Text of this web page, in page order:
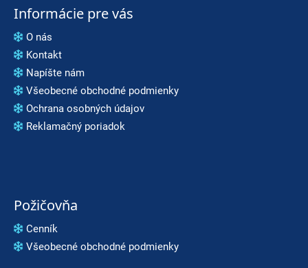
á
j
s
ť
?
O
d
p
Informácie pre vás
O nás
Kontakt
Napíšte nám
Všeobecné obchodné podmienky
Ochrana osobných údajov
Reklamačný poriadok
Požičovňa
Cenník
Všeobecné obchodné podmienky